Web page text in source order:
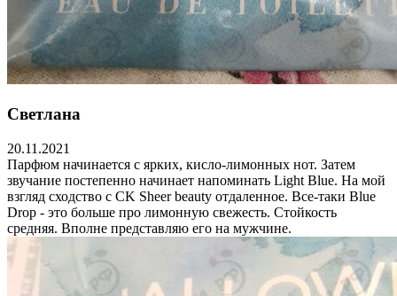
Светлана
20.11.2021
Парфюм начинается с ярких, кисло-лимонных нот. Затем
звучание постепенно начинает напоминать Light Blue. На мой
взгляд сходство с CK Sheer beauty отдаленное. Все-таки Blue
Drop - это больше про лимонную свежесть. Стойкость
средняя. Вполне представляю его на мужчине.